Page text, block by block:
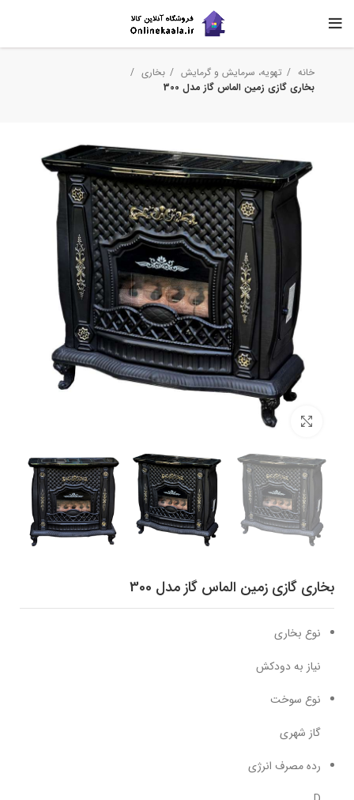
خانه تهویه، سرمایش و گرمایش
بخاری
بخاری گازی زمین الماس گاز مدل 300
برای بزرگنمایی کلیک کنید
بخاری گازی زمین الماس گاز مدل 300
نوع بخاری
نیاز به دودکش
نوع سوخت
گاز شهری
رده مصرف انرژی